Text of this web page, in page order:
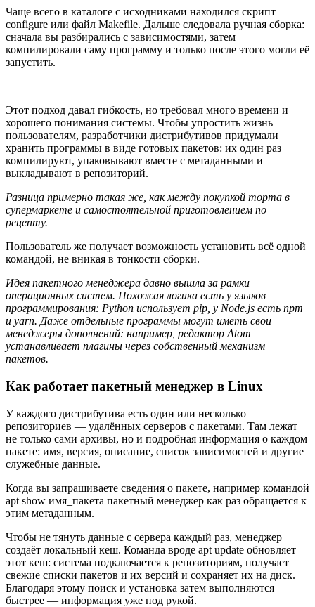
Чаще всего в каталоге с исходниками находился скрипт
configure или файл Makefile. Дальше следовала ручная сборка:
сначала вы разбирались с зависимостями, затем
компилировали саму программу и только после этого могли её
запустить.
Этот подход давал гибкость, но требовал много времени и
хорошего понимания системы. Чтобы упростить жизнь
пользователям, разработчики дистрибутивов придумали
хранить программы в виде готовых пакетов: их один раз
компилируют, упаковывают вместе с метаданными и
выкладывают в репозиторий.
Разница примерно такая же, как между покупкой торта в
супермаркете и самостоятельной приготовлением по
рецепту.
Пользователь же получает возможность установить всё одной
командой, не вникая в тонкости сборки.
Идея пакетного менеджера давно вышла за рамки
операционных систем. Похожая логика есть у языков
программирования: Python использует pip , у Node.js есть npm
и yarn. Даже отдельные программы могут иметь свои
менеджеры дополнений: например, редактор Atom
устанавливает плагины через собственный механизм
пакетов.
Как работает пакетный менеджер в Linux
У каждого дистрибутива есть один или несколько
репозиториев — удалённых серверов с пакетами. Там лежат
не только сами архивы, но и подробная информация о каждом
пакете: имя, версия, описание, список зависимостей и другие
служебные данные.
Когда вы запрашиваете сведения о пакете, например командой
apt show имя_пакета пакетный менеджер как раз обращается к
этим метаданным.
Чтобы не тянуть данные с сервера каждый раз, менеджер
создаёт локальный кеш. Команда вроде apt update обновляет
этот кеш: система подключается к репозиториям, получает
свежие списки пакетов и их версий и сохраняет их на диск.
Благодаря этому поиск и установка затем выполняются
быстрее — информация уже под рукой.